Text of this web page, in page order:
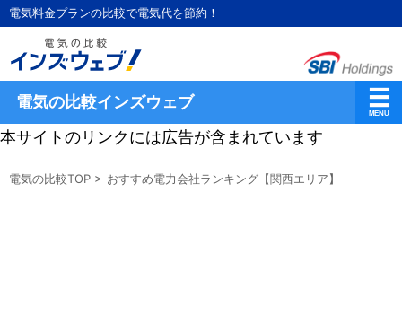
電気料金プランの比較で電気代を節約！
電気の比較インズウェブ
本サイトのリンクには広告が含まれています
電気の比較TOP > おすすめ電力会社ランキング【関西エリア】